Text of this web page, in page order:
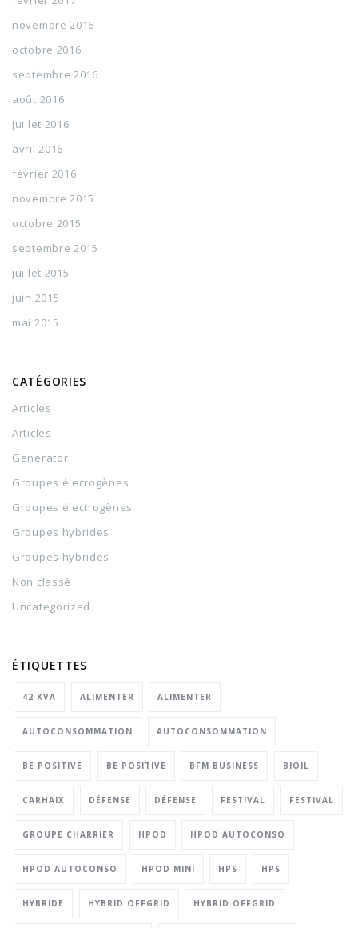
novembre 2016
octobre 2016
septembre 2016
août 2016
juillet 2016
avril 2016
février 2016
novembre 2015
octobre 2015
septembre 2015
juillet 2015
juin 2015
mai 2015
CATÉGORIES
Articles
Articles
Generator
Groupes élecrogènes
Groupes électrogènes
Groupes hybrides
Groupes hybrides
Non classé
Uncategorized
ÉTIQUETTES
42 KVA ALIMENTER ALIMENTER
AUTOCONSOMMATION AUTOCONSOMMATION
BE POSITIVE BE POSITIVE BFM BUSINESS BIOIL
CARHAIX DÉFENSE DÉFENSE FESTIVAL FESTIVAL
GROUPE CHARRIER HPOD HPOD AUTOCONSO
HPOD AUTOCONSO HPOD MINI HPS HPS
HYBRIDE HYBRID OFFGRID HYBRID OFFGRID